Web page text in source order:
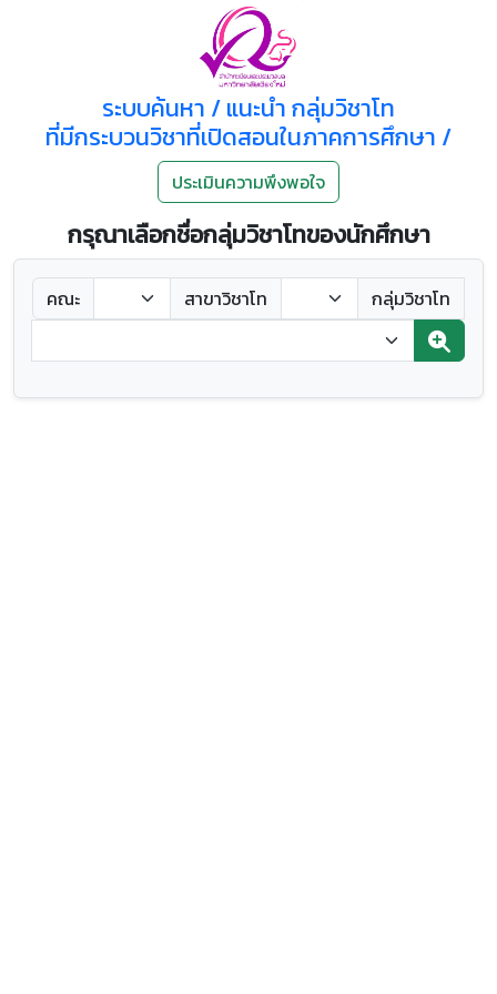
ระบบค้นหา / แนะนำ กลุ่มวิชาโท
ที่มีกระบวนวิชาที่เปิดสอนในภาคการศึกษา /
ประเมินความพึงพอใจ
กรุณาเลือกชื่อกลุ่มวิชาโทของนักศึกษา
คณะ สาขาวิชาโท กลุ่มวิชาโท